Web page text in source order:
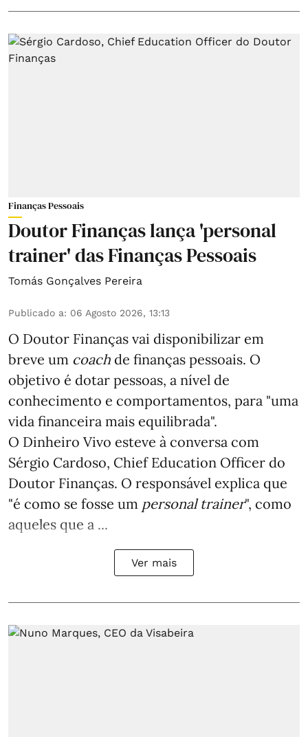
Finanças Pessoais
Doutor Finanças lança 'personal
trainer' das Finanças Pessoais
Tomás Gonçalves Pereira
Publicado a: 06 Agosto 2026, 13:13
O Doutor Finanças vai disponibilizar em
breve um coach de finanças pessoais. O
objetivo é dotar pessoas, a nível de
conhecimento e comportamentos, para "uma
vida financeira mais equilibrada".
O Dinheiro Vivo esteve à conversa com
Sérgio Cardoso, Chief Education Officer do
Doutor Finanças. O responsável explica que
"é como se fosse um personal trainer", como
aqueles que a ...
Ver mais